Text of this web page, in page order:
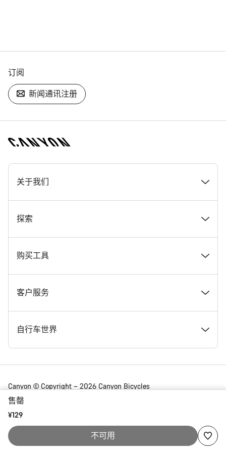
售罄
¥129
不可用
订阅
新闻通讯注册
[footer.linksList.title]
关于我们
奖项
在 Canyon 工作
Canyon 新闻发布室
条款和条件
法律披露
数据保护声明
探索
新闻和故事
提示和建议
Canyon Home Koblenz
会员礼遇
Canyon App
购买工具
找到您梦寐以求的 Canyon 自行车
现货自行车
找到您的 Canyon 尺寸
自行车对比
客户服务
支持中心
服务网点
送货
自行车世界
公路车
砾石车
Canyon © Copyright – 2026 Canyon Bicycles
GmbH – 保留所有权利
China | 简体中文